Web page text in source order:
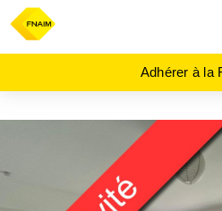
Adhérer à la
NORMANDIE